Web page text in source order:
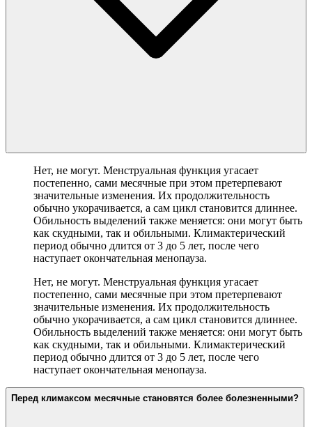
Нет, не могут. Менструальная функция угасает
постепенно, сами месячные при этом претерпевают
значительные изменения. Их продолжительность
обычно укорачивается, а сам цикл становится длиннее.
Обильность выделений также меняется: они могут быть
как скудными, так и обильными. Климактерический
период обычно длится от 3 до 5 лет, после чего
наступает окончательная менопауза.
Нет, не могут. Менструальная функция угасает
постепенно, сами месячные при этом претерпевают
значительные изменения. Их продолжительность
обычно укорачивается, а сам цикл становится длиннее.
Обильность выделений также меняется: они могут быть
как скудными, так и обильными. Климактерический
период обычно длится от 3 до 5 лет, после чего
наступает окончательная менопауза.
Перед климаксом месячные становятся более болезненными?